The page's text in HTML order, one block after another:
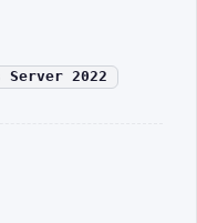
Server 2022